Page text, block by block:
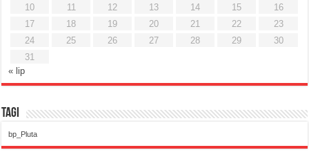
10
11 12 13 14 15
16
17
18 19 20 21 22
23
24
25 26 27 28 29
30
31
« lip
Tagi
bp_Pluta